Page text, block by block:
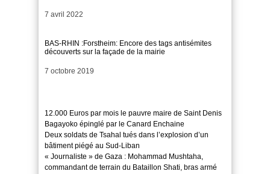
Date
7 avril 2022
BAS-RHIN :Forstheim: Encore des tags antisémites
découverts sur la façade de la mairie
Date
7 octobre 2019
12.000 Euros par mois le pauvre maire de Saint Denis
Bagayoko épinglé par le Canard Enchaine
Deux soldats de Tsahal tués dans l’explosion d’un
bâtiment piégé au Sud-Liban
« Journaliste » de Gaza : Mohammad Mushtaha,
commandant de terrain du Bataillon Shati, bras armé